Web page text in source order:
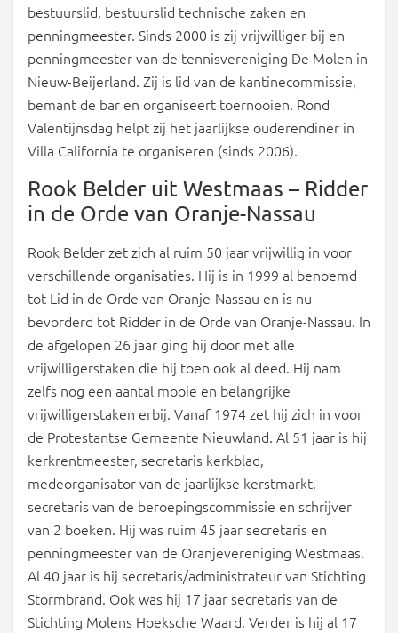
bestuurslid, bestuurslid technische zaken en
penningmeester. Sinds 2000 is zij vrijwilliger bij en
penningmeester van de tennisvereniging De Molen in
Nieuw-Beijerland. Zij is lid van de kantinecommissie,
bemant de bar en organiseert toernooien. Rond
Valentijnsdag helpt zij het jaarlijkse ouderendiner in
Villa California te organiseren (sinds 2006).
Rook Belder uit Westmaas – Ridder
in de Orde van Oranje-Nassau
Rook Belder zet zich al ruim 50 jaar vrijwillig in voor
verschillende organisaties. Hij is in 1999 al benoemd
tot Lid in de Orde van Oranje-Nassau en is nu
bevorderd tot Ridder in de Orde van Oranje-Nassau. In
de afgelopen 26 jaar ging hij door met alle
vrijwilligerstaken die hij toen ook al deed. Hij nam
zelfs nog een aantal mooie en belangrijke
vrijwilligerstaken erbij. Vanaf 1974 zet hij zich in voor
de Protestantse Gemeente Nieuwland. Al 51 jaar is hij
kerkrentmeester, secretaris kerkblad,
medeorganisator van de jaarlijkse kerstmarkt,
secretaris van de beroepingscommissie en schrijver
van 2 boeken. Hij was ruim 45 jaar secretaris en
penningmeester van de Oranjevereniging Westmaas.
Al 40 jaar is hij secretaris/administrateur van Stichting
Stormbrand. Ook was hij 17 jaar secretaris van de
Stichting Molens Hoeksche Waard. Verder is hij al 17